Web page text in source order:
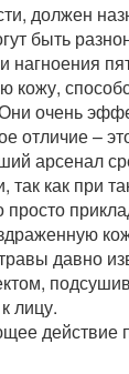
должен
быть
очень
отличие –
арсенал
как при
давно
лицу.
действие